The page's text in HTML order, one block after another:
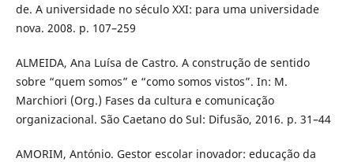
de. A universidade no século XXI: para uma universidade
nova. 2008. p. 107–259
ALMEIDA, Ana Luísa de Castro. A construção de sentido
sobre “quem somos” e “como somos vistos”. In: M.
Marchiori (Org.) Fases da cultura e comunicação
organizacional. São Caetano do Sul: Difusão, 2016. p. 31–44
AMORIM, António. Gestor escolar inovador: educação da